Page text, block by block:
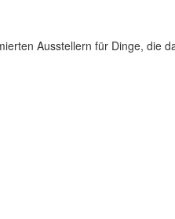
Ausstellern für Dinge, die